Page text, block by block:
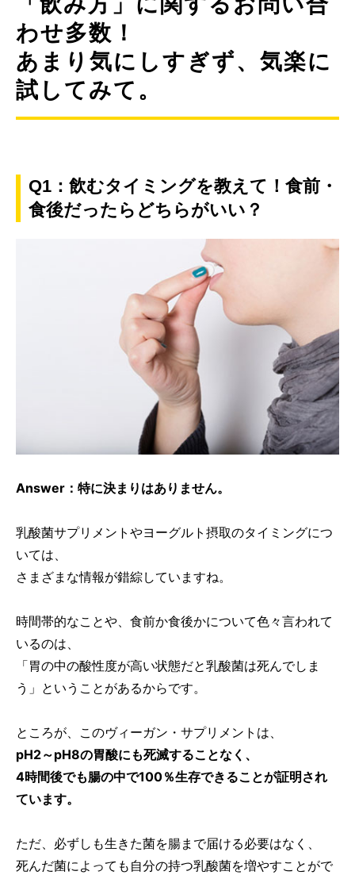
わせ多数！
あまり気にしすぎず、気楽に
試してみて。
Q1：飲むタイミングを教えて！食前・
食後だったらどちらがいい？
Answer：特に決まりはありません。
乳酸菌サプリメントやヨーグルト摂取のタイミングにつ
いては、
さまざまな情報が錯綜していますね。
時間帯的なことや、食前か食後かについて色々言われて
いるのは、
「胃の中の酸性度が高い状態だと乳酸菌は死んでしま
う」ということがあるからです。
ところが、このヴィーガン・サプリメントは、
pH2～pH8の胃酸にも死滅することなく、
4時間後でも腸の中で100％生存できることが証明され
ています。
ただ、必ずしも生きた菌を腸まで届ける必要はなく、
死んだ菌によっても自分の持つ乳酸菌を増やすことがで